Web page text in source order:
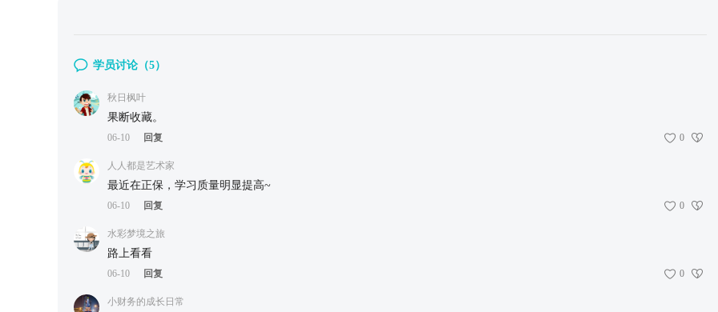
学员讨论（5）
秋日枫叶
果断收藏。
06-10 回复 0
人人都是艺术家
最近在正保，学习质量明显提高~
06-10 回复 0
水彩梦境之旅
路上看看
06-10 回复 0
小财务的成长日常